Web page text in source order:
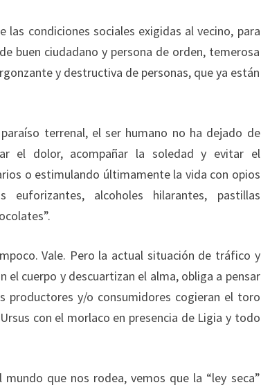
las condiciones sociales exigidas al vecino, para
buen ciudadano y persona de orden, temerosa
y destructiva de personas, que ya están
terrenal, el ser humano no ha dejado de
el dolor, acompañar la soledad y evitar el
o estimulando últimamente la vida con opios
euforizantes, alcoholes hilarantes, pastillas
Vale. Pero la actual situación de tráfico y
el cuerpo y descuartizan el alma, obliga a pensar
productores y/o consumidores cogieran el toro
con el morlaco en presencia de Ligia y todo
que nos rodea, vemos que la “ley seca”